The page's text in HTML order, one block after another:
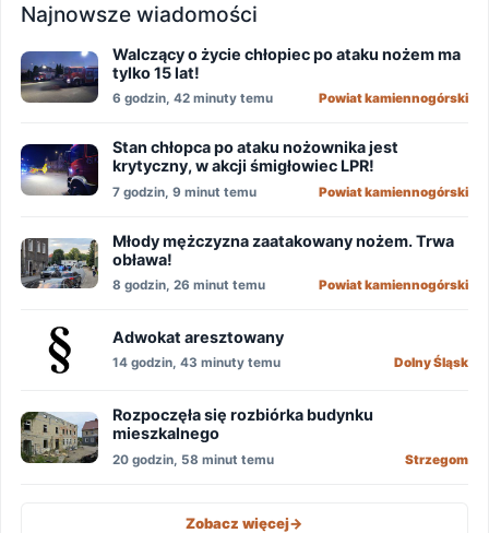
Najnowsze wiadomości
Walczący o życie chłopiec po ataku nożem ma
tylko 15 lat!
6 godzin, 42 minuty temu Powiat kamiennogórski
Stan chłopca po ataku nożownika jest
krytyczny, w akcji śmigłowiec LPR!
7 godzin, 9 minut temu Powiat kamiennogórski
Młody mężczyzna zaatakowany nożem. Trwa
obława!
8 godzin, 26 minut temu Powiat kamiennogórski
Adwokat aresztowany
14 godzin, 43 minuty temu Dolny Śląsk
Rozpoczęła się rozbiórka budynku
mieszkalnego
20 godzin, 58 minut temu Strzegom
Zobacz więcej->